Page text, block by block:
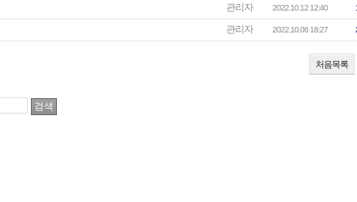
관리자 2022.10.12 12:40
관리자 2022.10.06 18:27
처음목록